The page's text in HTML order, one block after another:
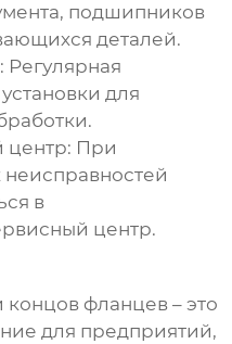
подшипников
деталей.
Регулярная
для
центр: При
в
центр.
концов фланцев – это
для предприятий,